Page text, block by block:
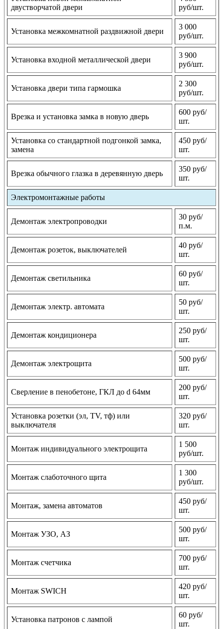
двустворчатой двери
руб/шт.
Установка межкомнатной раздвижной двери
3 000
руб/шт.
Установка входной металлической двери
3 900
руб/шт.
Установка двери типа гармошка
2 300
руб/шт.
Врезка и установка замка в новую дверь
600 руб/
шт.
Установка со стандартной подгонкой замка,
замена
450 руб/
шт.
Врезка обычного глазка в деревянную дверь
350 руб/
шт.
Электромонтажные работы
Демонтаж электропроводки
30 руб/
п.м.
Демонтаж розеток, выключателей
40 руб/
шт.
Демонтаж светильника
60 руб/
шт.
Демонтаж электр. автомата
50 руб/
шт.
Демонтаж кондиционера
250 руб/
шт.
Демонтаж электрощита
500 руб/
шт.
Сверление в пенобетоне, ГКЛ до d 64мм
200 руб/
шт.
Установка розетки (эл, TV, тф) или
выключателя
320 руб/
шт.
Монтаж индивидуального электрощита
1 500
руб/шт.
Монтаж слаботочного щита
1 300
руб/шт.
Монтаж, замена автоматов
450 руб/
шт.
Монтаж УЗО, АЗ
500 руб/
шт.
Монтаж счетчика
700 руб/
шт.
Монтаж SWICH
420 руб/
шт.
Установка патронов с лампой
60 руб/
шт.